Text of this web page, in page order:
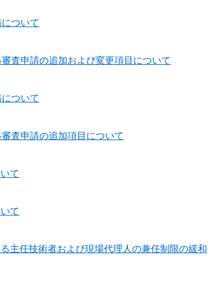
ついて
査申請の追加および変更項目について
ついて
査申請の追加項目について
て
て
主任技術者および現場代理人の兼任制限の緩和